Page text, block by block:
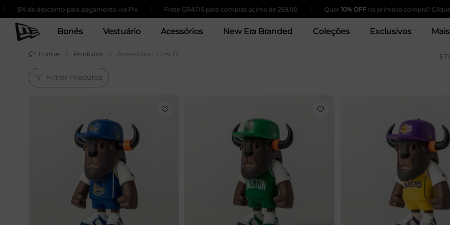
5% de desconto para pagamento via Pix Frete GRÁTIS para compras acima de 259,00 Quer10% OFFna primeira compra? Clique
Bonés Vestuário Acessórios New Era Branded Coleções Exclusivos
Home Produtos Acessórios - FFALO 5
Filtrar Produtos